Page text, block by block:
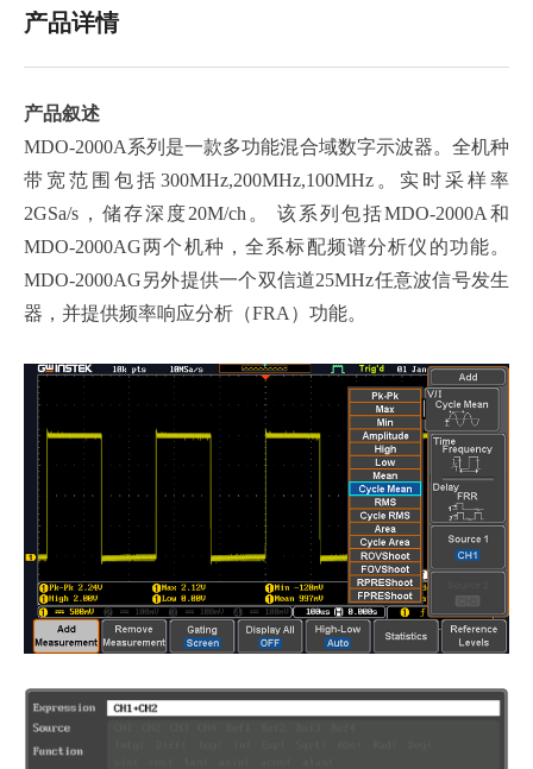
产品叙述
MDO-2000A系列是一款多功能混合域数字示波器。全机种
带宽范围包括300MHz,200MHz,100MHz。实时采样率
2GSa/s，储存深度20M/ch。 该系列包括MDO-2000A和
MDO-2000AG两个机种，全系标配频谱分析仪的功能。
MDO-2000AG另外提供一个双信道25MHz任意波信号发生
器，并提供频率响应分析（FRA）功能。
产品详情